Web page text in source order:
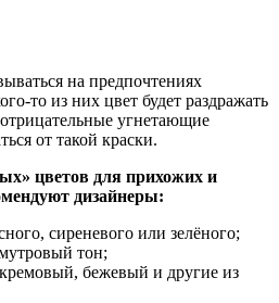
на предпочтениях
то из них цвет будет раздражать
угнетающие
от такой краски.
цветов для прихожих и
дизайнеры:
сиреневого или зелёного;
тон;
бежевый и другие из